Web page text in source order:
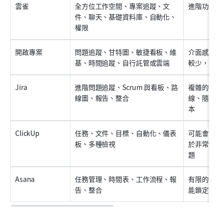
雲雀
全方位工作空間、專案追蹤、文
件、聊天、基礎資料庫、自動化、
權限
進階功能
開啟專案
問題追蹤、甘特圖、敏捷看板、維
基、時間追蹤、自行託管或雲端
介面感覺
較少，設
Jira
進階問題追蹤、Scrum 與看板、路
線圖、報告、整合
複雜的設
線、隨著
本
ClickUp
任務、文件、目標、自動化、儀表
板、多種檢視
可能會讓
於非常大
題
Asana
任務管理、時間表、工作流程、報
告、整合
有限的深
能鎖定在